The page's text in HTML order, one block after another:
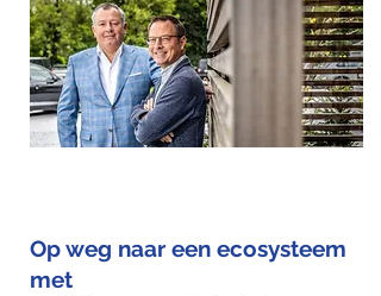
Op weg naar een ecosysteem
met